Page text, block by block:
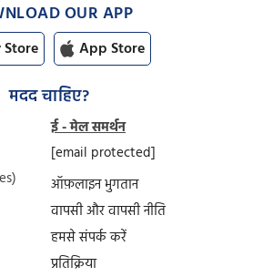
OUR APP
Store App Store
मदद चाहिए?
ई - मेल समर्थन
[email protected]
ऑफ़लाइन भुगतान
वापसी और वापसी नीति
हमसे संपर्क करें
प्रतिक्रिया